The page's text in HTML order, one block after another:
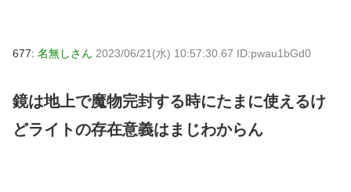
677: 名無しさん 2023/06/21(水) 10:57:30.67 ID:pwau1bGd0
鏡は地上で魔物完封する時にたまに使えるけ
どライトの存在意義はまじわからん